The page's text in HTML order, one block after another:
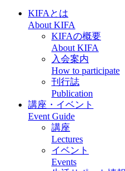
KIFAとは
About KIFA
KIFAの概要
About KIFA
入会案内
How to participate
刊行誌
Publication
講座・イベント
Event Guide
講座
Lectures
イベント
Events